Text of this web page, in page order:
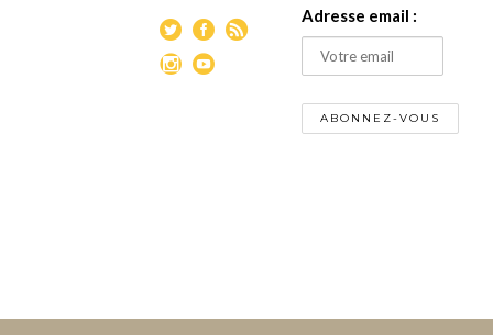
Adresse email :